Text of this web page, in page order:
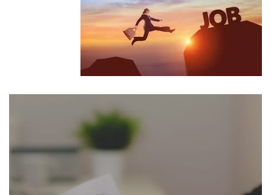
כנסים ואירועים
לכל העוסקים בתעשיית הסמיקונדקטור כולל מהנדסים,